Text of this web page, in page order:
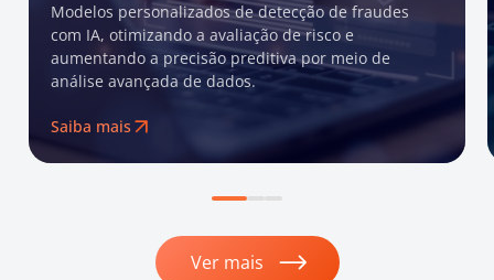
Modelos personalizados de detecção de fraudes
com IA, otimizando a avaliação de risco e
aumentando a precisão preditiva por meio de
análise avançada de dados.
Saiba mais
Ver mais